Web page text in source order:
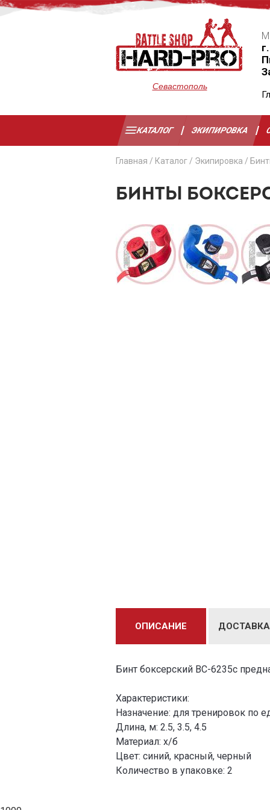
Севастополь
КАТАЛОГ ЭКИПИРОВКА
Главная / Каталог / Экипировка /
БИНТЫ
ОПИСАНИЕ
Бинт боксерский BC-6235c
Характеристики:
Назначение: для тренировок по
Длина, м: 2.5, 3.5, 4.5
Материал: х/б
Цвет: синий, красный, черный
Количество в упаковке: 2